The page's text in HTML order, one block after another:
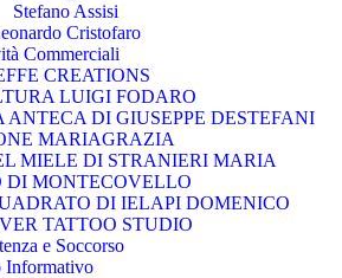
Stefano Assisi
Cristofaro
Commerciali
CREATIONS
LUIGI FODARO
DI GIUSEPPE DESTEFANI
MARIAGRAZIA
MIELE DI STRANIERI MARIA
DI MONTECOVELLO
DI IELAPI DOMENICO
TATTOO STUDIO
e Soccorso
Informativo